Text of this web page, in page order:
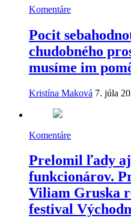
Komentáre
Pocit
chudobného
musíme im
Kristína Maková 7. júla
Komentáre
Prelomil ľady
funkcionárov.
Viliam Gruska
festival